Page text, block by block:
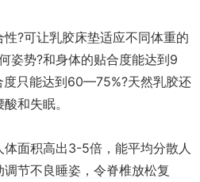
?可让乳胶床垫适应不同体重的
姿势?和身体的贴合度能达到9
度只能达到60—75%?天然乳胶还
和失眠。
面积高出3-5倍，能平均分散人
节不良睡姿，令脊椎放松复